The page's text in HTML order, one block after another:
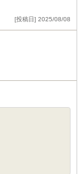
[投稿日] 2025/08/08